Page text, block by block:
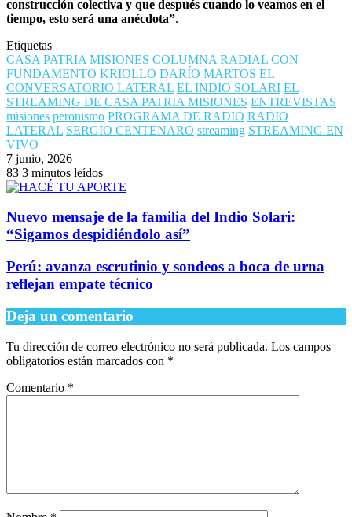
construcción colectiva y que después cuando lo veamos en el
tiempo, esto será una anécdota”.
Etiquetas
CASA PATRIA MISIONES COLUMNA RADIAL CON
FUNDAMENTO KRIOLLO DARÍO MARTOS EL
CONVERSATORIO LATERAL EL INDIO SOLARI EL
STREAMING DE CASA PATRIA MISIONES ENTREVISTAS
misiones peronismo PROGRAMA DE RADIO RADIO
LATERAL SERGIO CENTENARO streaming STREAMING EN
VIVO
7 junio, 2026
83 3 minutos leídos
Nuevo mensaje de la familia del Indio Solari:
“Sigamos despidiéndolo así”
Perú: avanza escrutinio y sondeos a boca de urna
reflejan empate técnico
Deja un comentario
Tu dirección de correo electrónico no será publicada. Los campos
obligatorios están marcados con *
Comentario *